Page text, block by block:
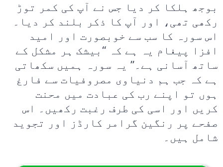
بوجھ ہلکا کر دیا جس نے آپ کی کمر توڑ
رکھی تھی، اور آپ کا ذکر بلند کر دیا۔
اس سورہ کا سب سے خوبصورت اور امید
افزا پیغام یہ ہے کہ “بیشک ہر مشکل کے
ساتھ آسانی ہے۔” یہ سورہ ہمیں سکھاتی
ہے کہ جب ہم دنیاوی مصروفیات سے فارغ
ہوں تو اپنے رب کی عبادت میں محنت
کریں اور اسی کی طرف رغبت رکھیں۔ اس
صفحے پر رنگین گرامر کارڈز اور تجوید
شامل ہیں۔